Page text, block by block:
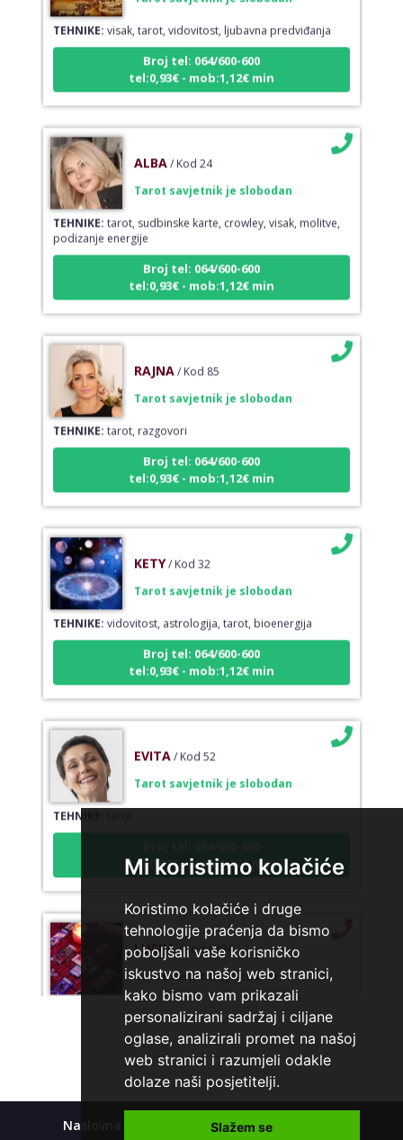
Mi koristimo kolačiće
Koristimo kolačiće i druge
tehnologije praćenja da bismo
poboljšali vaše korisničko
iskustvo na našoj web stranici,
kako bismo vam prikazali
personalizirani sadržaj i ciljane
oglase, analizirali promet na našoj
web stranici i razumjeli odakle
dolaze naši posjetitelji.
Slažem se
TEHNIKE:visak, tarot, vidovitost, ljubavna predviđanja
Broj tel: 064/600-600
tel:0,93€ - mob:1,12€ min
ALBA / Kod 24
Tarot savjetnik je slobodan
TEHNIKE:tarot, sudbinske karte, crowley, visak, molitve,
podizanje energije
Broj tel: 064/600-600
tel:0,93€ - mob:1,12€ min
RAJNA / Kod 85
Tarot savjetnik je slobodan
TEHNIKE:tarot, razgovori
Broj tel: 064/600-600
tel:0,93€ - mob:1,12€ min
KETY / Kod 32
Tarot savjetnik je slobodan
TEHNIKE:vidovitost, astrologija, tarot, bioenergija
Broj tel: 064/600-600
tel:0,93€ - mob:1,12€ min
EVITA / Kod 52
Tarot savjetnik je slobodan
TEHNIKE:tarot
tel:0,93€ - mob:1,12€ min
LUCIJA / Kod #136
Tarot savjetnik je zauzet
sudbinske karte, anđeoske poruke
Broj tel: 064/600-600
tel:0,93€ - mob:1,12€ min
/ Kod 05
Naslovna
Polica privatnosti